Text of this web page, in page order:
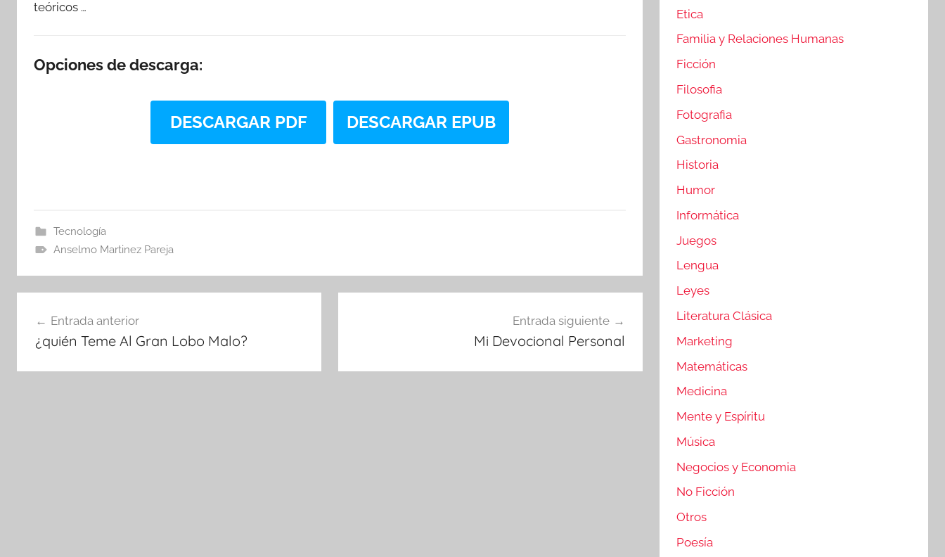
teóricos …
Opciones de descarga:
DESCARGAR PDF DESCARGAR EPUB
Tecnología
Anselmo Martinez Pareja
de
entradas
Entrada anterior
¿quién Teme Al Gran Lobo Malo?
Entrada siguiente
Mi Devocional Personal
Etica
Familia y Relaciones Humanas
Ficción
Filosofia
Fotografia
Gastronomia
Historia
Humor
Informática
Juegos
Lengua
Leyes
Literatura Clásica
Marketing
Matemáticas
Medicina
Mente y Espíritu
Música
Negocios y Economia
No Ficción
Otros
Poesía